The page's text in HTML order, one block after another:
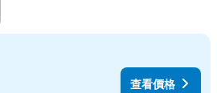
查看價格